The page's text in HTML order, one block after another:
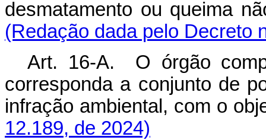
desmatamento ou queima
(Redação dada pelo Decreto
Art. 16-A. O órgão
corresponda a conjunto de
infração ambiental, com o
12.189, de 2024)